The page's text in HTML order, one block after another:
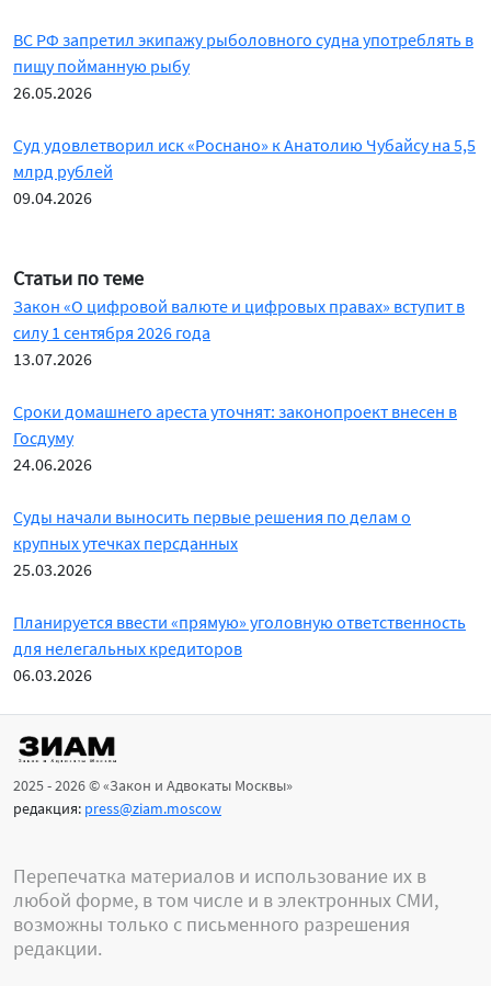
ВС РФ запретил экипажу рыболовного судна употреблять в
пищу пойманную рыбу
26.05.2026
Суд удовлетворил иск «Роснано» к Анатолию Чубайсу на 5,5
млрд рублей
09.04.2026
Статьи по теме
Закон «О цифровой валюте и цифровых правах» вступит в
силу 1 сентября 2026 года
13.07.2026
Сроки домашнего ареста уточнят: законопроект внесен в
Госдуму
24.06.2026
Суды начали выносить первые решения по делам о
крупных утечках персданных
25.03.2026
Планируется ввести «прямую» уголовную ответственность
для нелегальных кредиторов
06.03.2026
2025 - 2026 © «Закон и Адвокаты Москвы»
редакция: press@ziam.moscow
Перепечатка материалов и использование их в
любой форме, в том числе и в электронных СМИ,
возможны только с письменного разрешения
редакции.